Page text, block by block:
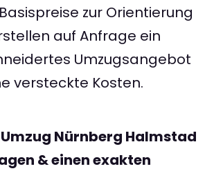
zur Orientierung
auf Anfrage ein
Umzugsangebot
versteckte Kosten.
Nürnberg Halmstad
& einen exakten